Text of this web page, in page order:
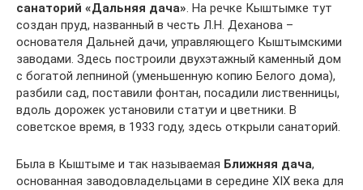
санаторий «Дальняя дача». На речке Кыштымке тут
создан пруд, названный в честь Л.Н. Деханова –
основателя Дальней дачи, управляющего Кыштымскими
заводами. Здесь построили двухэтажный каменный дом
с богатой лепниной (уменьшенную копию Белого дома),
разбили сад, поставили фонтан, посадили лиственницы,
вдоль дорожек установили статуи и цветники. В
советское время, в 1933 году, здесь открыли санаторий.
Была в Кыштыме и так называемая Ближняя дача,
основанная заводовладельцами в середине XIX века для